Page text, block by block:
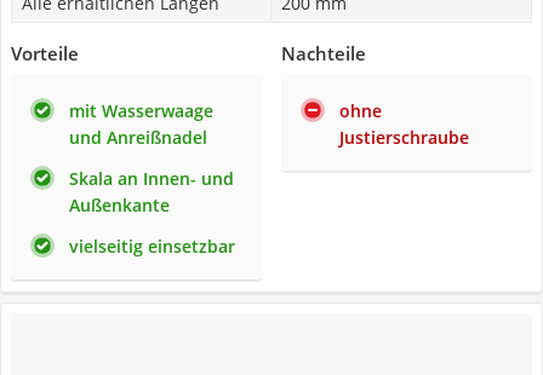
Vorteile
mit Wasserwaage
und Anreißnadel
Skala an Innen- und
Außenkante
vielseitig einsetzbar
Nachteile
ohne
Justierschraube